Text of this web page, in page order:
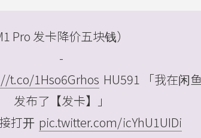
Pro 发卡降价五块钱）
-
t.co/1Hso6Grhos HU591 「我在闲鱼
发布了【发卡】」
打开 pic.twitter.com/icYhU1UIDi